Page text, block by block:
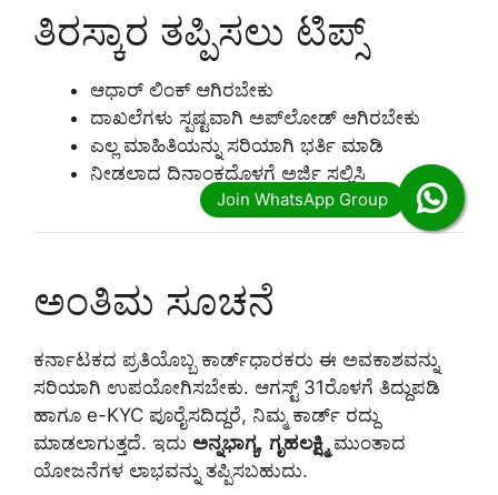
ತಿರಸ್ಕಾರ ತಪ್ಪಿಸಲು ಟಿಪ್ಸ್
ಆಧಾರ್ ಲಿಂಕ್ ಆಗಿರಬೇಕು
ದಾಖಲೆಗಳು ಸ್ಪಷ್ಟವಾಗಿ ಅಪ್‌ಲೋಡ್ ಆಗಿರಬೇಕು
ಎಲ್ಲ ಮಾಹಿತಿಯನ್ನು ಸರಿಯಾಗಿ ಭರ್ತಿ ಮಾಡಿ
ನೀಡಲಾದ ದಿನಾಂಕದೊಳಗೆ ಅರ್ಜಿ ಸಲ್ಲಿಸಿ
ಅಂತಿಮ ಸೂಚನೆ
ಕರ್ನಾಟಕದ ಪ್ರತಿಯೊಬ್ಬ ಕಾರ್ಡ್‌ಧಾರಕರು ಈ ಅವಕಾಶವನ್ನು
ಸರಿಯಾಗಿ ಉಪಯೋಗಿಸಬೇಕು. ಆಗಸ್ಟ್ 31ರೊಳಗೆ ತಿದ್ದುಪಡಿ
ಹಾಗೂ e-KYC ಪೂರೈಸದಿದ್ದರೆ, ನಿಮ್ಮ ಕಾರ್ಡ್ ರದ್ದು
ಮಾಡಲಾಗುತ್ತದೆ. ಇದು ಅನ್ನಭಾಗ್ಯ, ಗೃಹಲಕ್ಷ್ಮಿಮುಂತಾದ
ಯೋಜನೆಗಳ ಲಾಭವನ್ನು ತಪ್ಪಿಸಬಹುದು.